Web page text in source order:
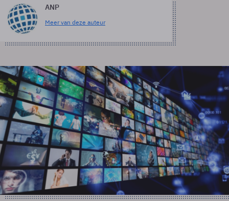
ANP
Meer van deze auteur